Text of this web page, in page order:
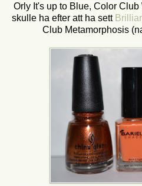
Orly It's up to Blue, Color
skulle ha efter att ha sett
Club Metamorphosis